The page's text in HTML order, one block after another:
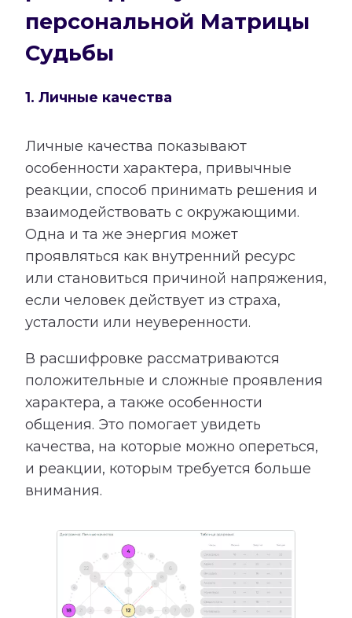
персональной Матрицы
Судьбы
1. Личные качества
Личные качества показывают
особенности характера, привычные
реакции, способ принимать решения и
взаимодействовать с окружающими.
Одна и та же энергия может
проявляться как внутренний ресурс
или становиться причиной напряжения,
если человек действует из страха,
усталости или неуверенности.
В расшифровке рассматриваются
положительные и сложные проявления
характера, а также особенности
общения. Это помогает увидеть
качества, на которые можно опереться,
и реакции, которым требуется больше
внимания.